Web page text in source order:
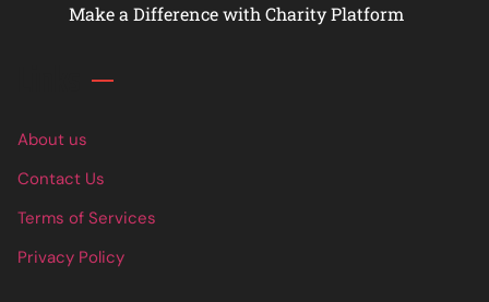
Make a Difference with Charity Platform
About us
Contact Us
Terms of Services
Privacy Policy